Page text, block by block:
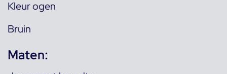
Kleur ogen
Bruin
Maten: